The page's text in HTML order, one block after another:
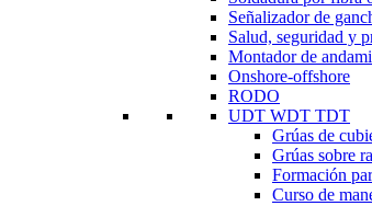
Señalizador de
Salud, seguridad y
Montador de
Onshore-offshore
RODO
UDT WDT TDT
Grúas de
Grúas sobre
Formación
Curso de